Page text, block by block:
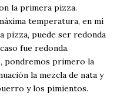
la primera pizza.
temperatura, en mi
pizza, puede ser redonda
fue redonda.
pondremos primero la
la mezcla de nata y
y los pimientos.